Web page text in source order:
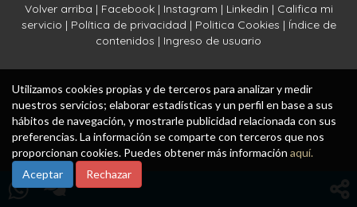
Volver arriba | Facebook| Instagram | Linkedin | Califica mi
servicio | Política de privacidad | Politica Cookies | Índice de
contenidos | Ingreso de usuario
Utilizamos cookies propias y de terceros para analizar y medir
nuestros servicios; elaborar estadísticas y un perfil en base a sus
hábitos de navegación, y mostrarle publicidad relacionada con sus
preferencias. La información se comparte con terceros que nos
proporcionan cookies. Puedes obtener más información aquí.
Aceptar
Rechazar